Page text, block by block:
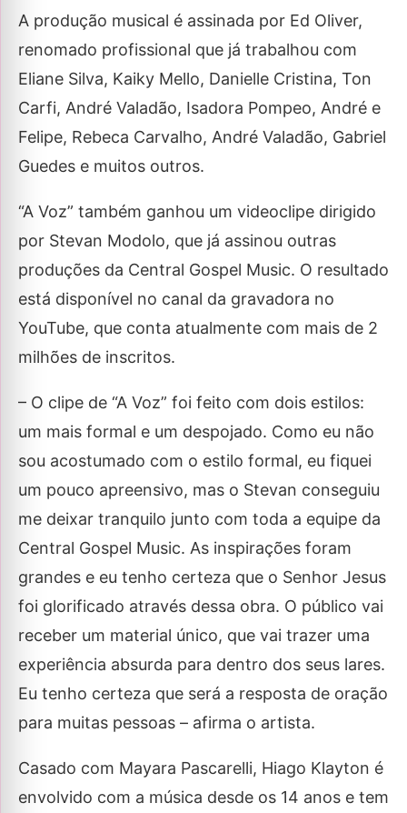
A produção musical é assinada por Ed Oliver,
renomado profissional que já trabalhou com
Eliane Silva, Kaiky Mello, Danielle Cristina, Ton
Carfi, André Valadão, Isadora Pompeo, André e
Felipe, Rebeca Carvalho, André Valadão, Gabriel
Guedes e muitos outros.
“A Voz” também ganhou um videoclipe dirigido
por Stevan Modolo, que já assinou outras
produções da Central Gospel Music. O resultado
está disponível no canal da gravadora no
YouTube, que conta atualmente com mais de 2
milhões de inscritos.
– O clipe de “A Voz” foi feito com dois estilos:
um mais formal e um despojado. Como eu não
sou acostumado com o estilo formal, eu fiquei
um pouco apreensivo, mas o Stevan conseguiu
me deixar tranquilo junto com toda a equipe da
Central Gospel Music. As inspirações foram
grandes e eu tenho certeza que o Senhor Jesus
foi glorificado através dessa obra. O público vai
receber um material único, que vai trazer uma
experiência absurda para dentro dos seus lares.
Eu tenho certeza que será a resposta de oração
para muitas pessoas – afirma o artista.
Casado com Mayara Pascarelli, Hiago Klayton é
envolvido com a música desde os 14 anos e tem